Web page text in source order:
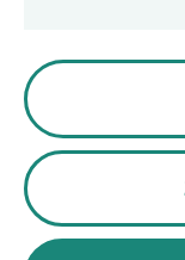
Alternative: